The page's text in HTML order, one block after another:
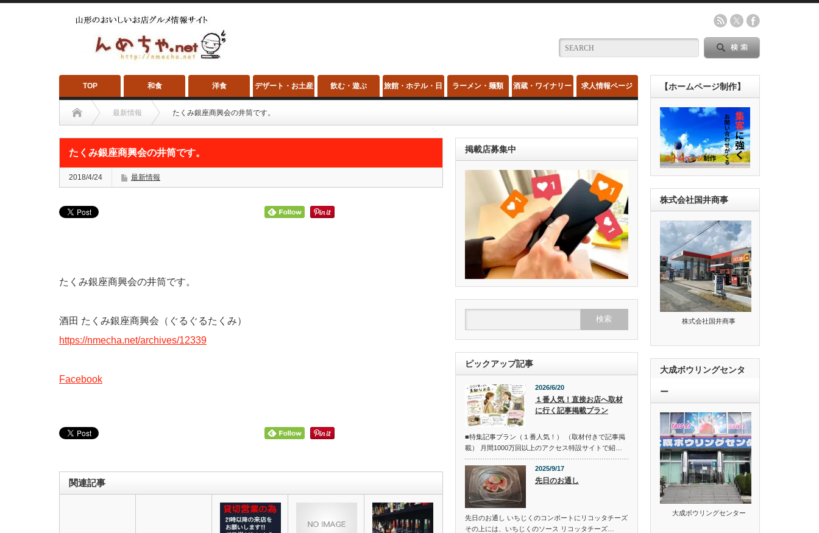
TOP 和食 洋食 デザート・お土産 飲む・遊ぶ 旅館・ホテル・日 ラーメン・麺類 酒蔵・ワイナリー 求人情報ページ
最新情報 たくみ銀座商興会の井筒です。
たくみ銀座商興会の井筒です。
2018/4/24 最新情報
たくみ銀座商興会の井筒です。
酒田 たくみ銀座商興会（ぐるぐるたくみ）
https://nmecha.net/archives/12339
Facebook
関連記事
掲載店募集中
ピックアップ記事
2026/6/20
１番人気！直接お店へ取材
に行く記事掲載プラン
■特集記事プラン（１番人気！） （取材付きで記事掲
載） 月間1000万回以上のアクセス特設サイトで紹…
2025/9/17
先日のお通し
先日のお通し いちじくのコンポートにリコッタチーズ
その上には、いちじくのソース リコッタチーズ…
【ホームページ制作】
株式会社国井商事
株式会社国井商事
大成ボウリングセンタ
ー
大成ボウリングセンター